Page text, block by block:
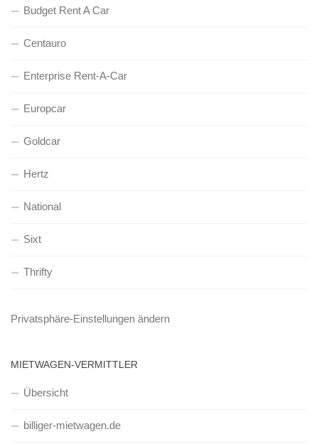
Budget Rent A Car
Centauro
Enterprise Rent-A-Car
Europcar
Goldcar
Hertz
National
Sixt
Thrifty
Privatsphäre-Einstellungen ändern
MIETWAGEN-VERMITTLER
Übersicht
billiger-mietwagen.de